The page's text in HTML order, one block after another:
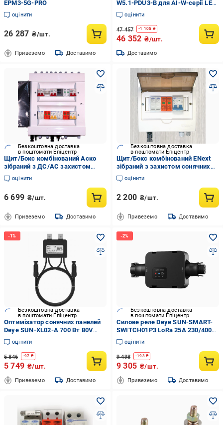
EPM3-5G-PRO
оцінити
26 287 ₴/шт.
Привеземо Доставимо
W5.1-PDU3-B для AI-W-серії LED
White (0cb873ee)
оцінити
47 457 -1 105 ₴
46 352 ₴/шт.
Доставимо
Безкоштовна доставка
в поштомати Епіцентр
Щит/Бокс комбінований Аско
зібраний з ДС/AC захистом
інвертору IP40 24 м
оцінити
6 699 ₴/шт.
Привеземо Доставимо
Безкоштовна доставка
в поштомати Епіцентр
Щит/Бокс комбінований ENext
зібраний з захистом сонячних
панелей 1 стрінг IP40 8 м
оцінити
2 200 ₴/шт.
Привеземо Доставимо
Безкоштовна доставка
в поштомати Епіцентр
Оптимізатор сонячних панелей
Deye SUN-XL02-A 700 Вт 80V
15А IP68 Black (34965336)
оцінити
5 846 -97 ₴
5 749 ₴/шт.
Привеземо Доставимо
Безкоштовна доставка
в поштомати Епіцентр
Силове реле Deye SUN-SMART-
SWITCH01P3 LoRa 25А 230/400V
IP65 Black (34965339)
оцінити
9 498 -193₴
9 305 ₴/шт.
Привеземо Доставимо